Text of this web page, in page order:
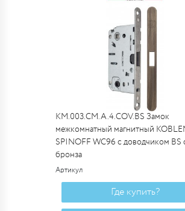
KM.003.CM.A.4.COV.BS Замок
межкомнатный магнитный
SPINOFF WC96 с доводчиком BS
бронза
Артикул
Где купить?